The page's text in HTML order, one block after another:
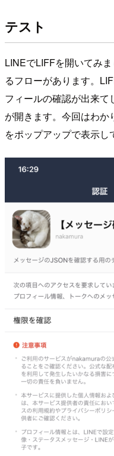
テスト
LINEでLIFFを開いてみ
るフローがあります。
フィールの確認が出来
が開きます。今回はわ
をポップアップで表示し